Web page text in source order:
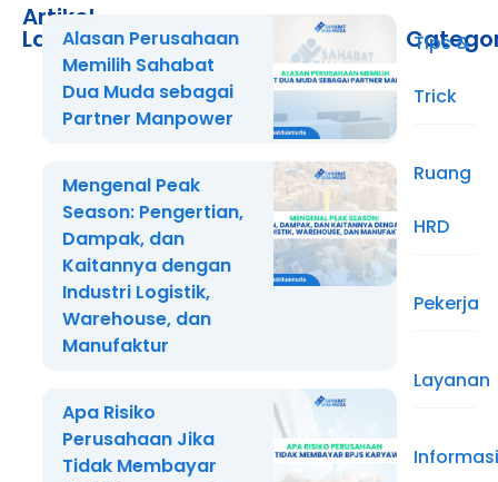
Artikel
Lainnya
Alasan Perusahaan
Memilih Sahabat
Dua Muda sebagai
Partner Manpower
Mengenal Peak
Season: Pengertian,
Dampak, dan
Kaitannya dengan
Industri Logistik,
Warehouse, dan
Manufaktur
Apa Risiko
Perusahaan Jika
Tidak Membayar
Tips &
Trick
Ruang
HRD
Pekerja
Layanan
Informasi